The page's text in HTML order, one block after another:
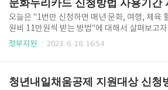
인력과 중소기업에 따라 다릅니다. 핵심인력은
본인 납입금 대비 3배 이상(세전) 수령이 가능
업 납입금에 대한 근로소득세의 50%(중견기업
0%)상당 감면이 가능합니다. 중소기업은 기업납
에 대한 전액 비용을 인정받을 수 있으며, 연구인
생액의 50..
오늘은 "1번만 신청하면 매년 문화, 여행, 체육
원비 11만원씩 받는 방법"에 대해서 살펴보고
다. 여가생활을 즐기시는 분들에게 도움이 되는
유지하는 경우에는 별도의 신청 절차 없이 자동
정부지원 2023. 6. 18. 16:54